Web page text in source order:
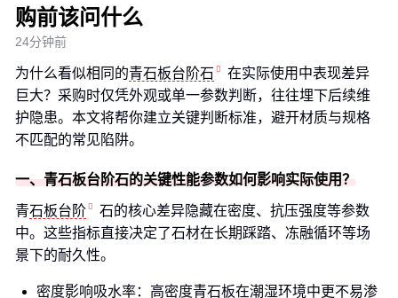
购前该问什么
24分钟前
为什么看似相同的青石板台阶石
在实际使用中表现差异
巨大？采购时仅凭外观或单一参数判断，往往埋下后续维
护隐患。本文将帮你建立关键判断标准，避开材质与规格
不匹配的常见陷阱。
一、青石板台阶石的关键性能参数如何影响实际使用？
青石板台阶
石的核心差异隐藏在密度、抗压强度等参数
中。这些指标直接决定了石材在长期踩踏、冻融循环等场
景下的耐久性。
密度影响吸水率：高密度青石板在潮湿环境中更不易渗